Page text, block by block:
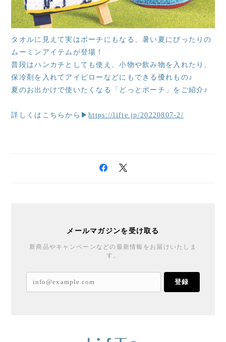
タオルに見えて実はポーチにもなる、暑い夏にぴったりの
ムーミンアイテムが登場！
普段はハンカチとしても使え、小物や飲み物を入れたり、
保冷剤を入れてアイピローなどにもできる優れもの♪
夏のお出かけで使いたくなる「どっとポーチ」をご紹介♪
詳しくはこちらから▶https://lifte.jp/20220807-2/
メールマガジンを受け取る
新商品やキャンペーンなどの最新情報をお届けいたしま
す。
登録